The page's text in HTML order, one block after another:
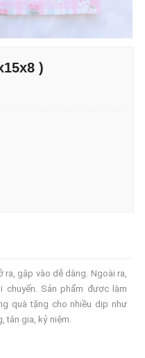
)
gập vào dễ dàng. Ngoài ra,
Sản phẩm được làm
quà tặng cho nhiều dịp như
tân gia, kỷ niệm.